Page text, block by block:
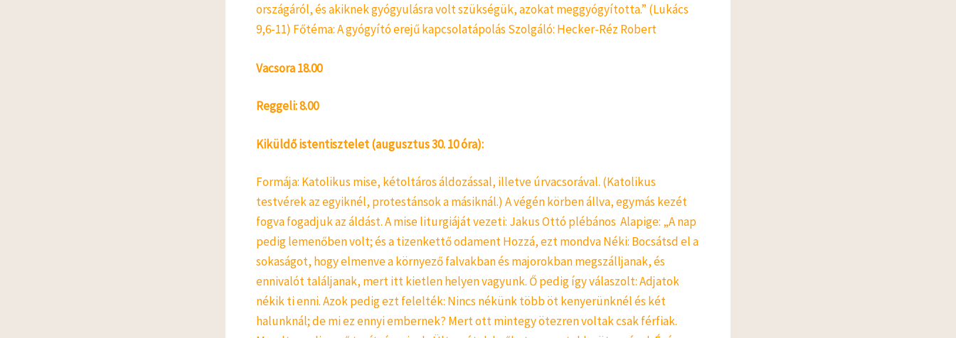
országáról, és akiknek gyógyulásra volt szükségük, azokat meggyógyította.” (Lukács
9,6-11) Főtéma: A gyógyító erejű kapcsolatápolás Szolgáló: Hecker-Réz Robert
Vacsora 18.00
Reggeli: 8.00
Kiküldő istentisztelet (augusztus 30. 10 óra):
Formája: Katolikus mise, kétoltáros áldozással, illetve úrvacsorával. (Katolikus
testvérek az egyiknél, protestánsok a másiknál.) A végén körben állva, egymás kezét
fogva fogadjuk az áldást. A mise liturgiáját vezeti: Jakus Ottó plébános Alapige: „A nap
pedig lemenőben volt; és a tizenkettő odament Hozzá, ezt mondva Néki: Bocsátsd el a
sokaságot, hogy elmenve a környező falvakban és majorokban megszálljanak, és
ennivalót találjanak, mert itt kietlen helyen vagyunk. Ő pedig így válaszolt: Adjatok
nékik ti enni. Azok pedig ezt felelték: Nincs nékünk több öt kenyerünknél és két
halunknál; de mi ez ennyi embernek? Mert ott mintegy ötezren voltak csak férfiak.